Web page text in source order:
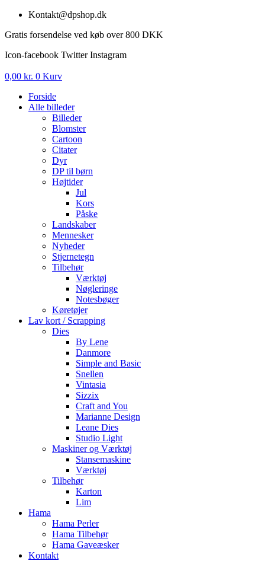
Videre
indhold
Kontakt@dpshop.dk
Gratis forsendelse ved køb over 800 DKK
Icon-facebook Twitter Instagram
0,00 kr. 0 Kurv
Forside
Alle billeder
Billeder
Blomster
Cartoon
Citater
Dyr
DP til børn
Højtider
Jul
Kors
Påske
Landskaber
Mennesker
Nyheder
Stjernetegn
Tilbehør
Værktøj
Nøgleringe
Notesbøger
Køretøjer
Lav kort / Scrapping
Dies
By Lene
Danmore
Simple and Basic
Snellen
Vintasia
Sizzix
Craft and You
Marianne Design
Leane Dies
Studio Light
Maskiner og Værktøj
Stansemaskine
Værktøj
Tilbehør
Karton
Lim
Hama
Hama Perler
Hama Tilbehør
Hama Gaveæsker
Kontakt